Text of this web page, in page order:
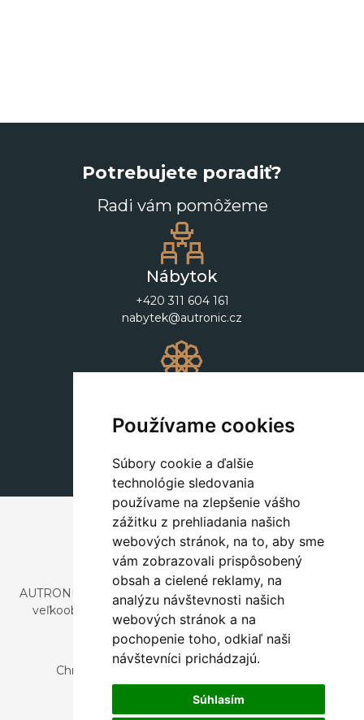
Používame cookies
Súbory cookie a ďalšie
technológie sledovania
používame na zlepšenie vášho
zážitku z prehliadania našich
webových stránok, na to, aby sme
vám zobrazovali prispôsobený
obsah a cielené reklamy, na
analýzu návštevnosti našich
webových stránok a na
pochopenie toho, odkiaľ naši
návštevníci prichádzajú.
Súhlasím
Potrebujete poradiť?
Radi vám pomôžeme
Nábytok
+420 311 604 161
nabytek@autronic.cz
+420 311 604 182
dekorace@autronic.cz
AUTRONIC, s.r.o. je spoločnosť zaoberajúca sa dovozom a
veľkoobchodným predajom dizajnového aj štýlového
nábytku a dekorácií.
Česká republika
Chrustenice 270, 267 12 Loděnice u Berouna
Slovensko
Nová 366, 032 02 Závažná Poruba